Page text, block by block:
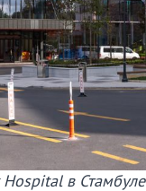
в Стамбуле